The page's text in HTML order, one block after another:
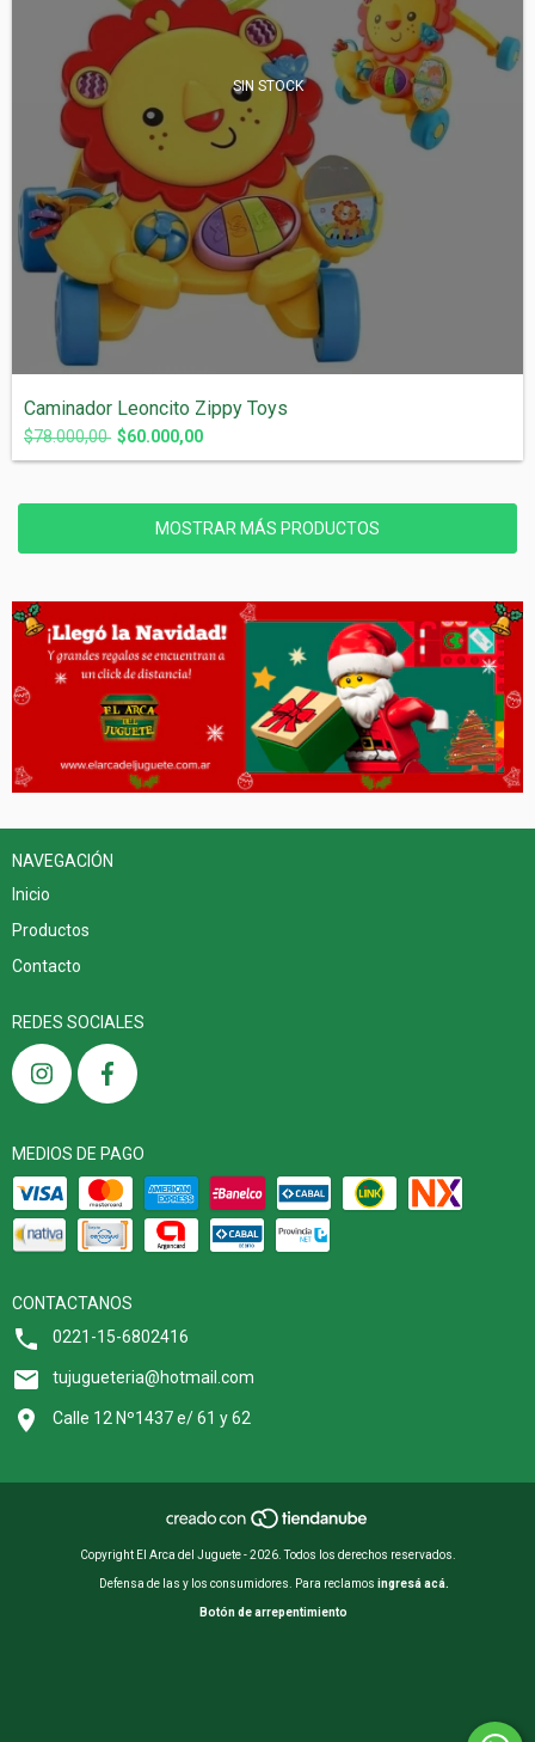
SIN STOCK
Caminador Leoncito Zippy Toys
$78.000,00 $60.000,00
MOSTRAR MÁS PRODUCTOS
NAVEGACIÓN
Inicio
Productos
Contacto
REDES SOCIALES
MEDIOS DE PAGO
CONTACTANOS
0221-15-6802416
tujugueteria@hotmail.com
Calle 12 Nº1437 e/ 61 y 62
Copyright El Arca del Juguete - 2026. Todos los derechos reservados.
Defensa de las y los consumidores. Para reclamos ingresá acá.
Botón de arrepentimiento